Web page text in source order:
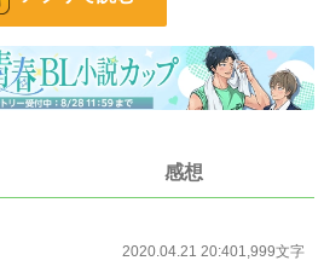
語で話す。ほんわかとしていて優しそうに見
ろう）
。恭介とは友達であり、渡部は会社の上司。
いか勘違いされやすい。雅史の別れた奥さん
感想
2020.04.21 20:401,999文字